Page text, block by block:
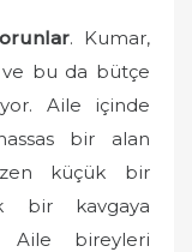
. Kumar,
ve bu da bütçe
Aile içinde
bir alan
küçük bir
bir kavgaya
Aile bireyleri